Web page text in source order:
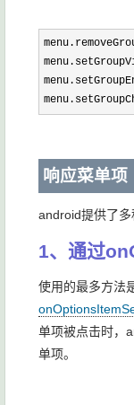
响应菜单项
android提供了
1、通过
使用的最多方法
单项被点击时，
单项。